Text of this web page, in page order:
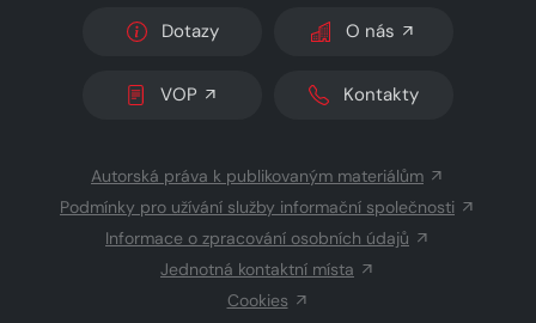
Dotazy O nás
VOP Kontakty
Autorská práva k publikovaným materiálům
Podmínky pro užívání služby informační společnosti
Informace o zpracování osobních údajů
Jednotná kontaktní místa
Cookies